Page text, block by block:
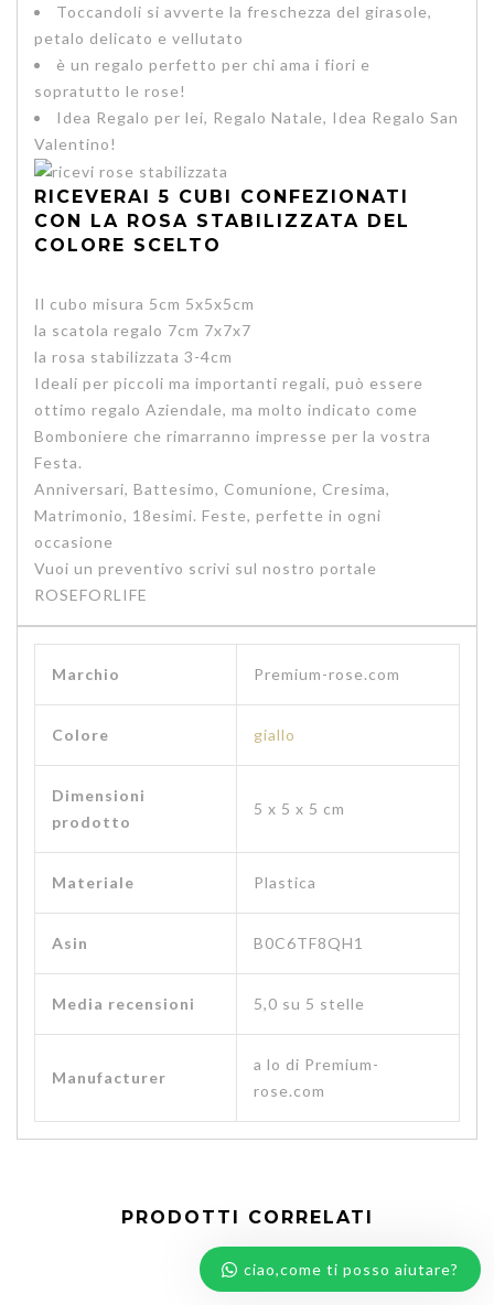
Toccandoli si avverte la freschezza del girasole,
petalo delicato e vellutato
è un regalo perfetto per chi ama i fiori e
sopratutto le rose!
Idea Regalo per lei, Regalo Natale, Idea Regalo San
Valentino!
RICEVERAI 5 CUBI CONFEZIONATI
CON LA ROSA STABILIZZATA DEL
COLORE SCELTO
Il cubo misura 5cm 5x5x5cm
la scatola regalo 7cm 7x7x7
la rosa stabilizzata 3-4cm
Ideali per piccoli ma importanti regali, può essere
ottimo regalo Aziendale, ma molto indicato come
Bomboniere che rimarranno impresse per la vostra
Festa.
Anniversari, Battesimo, Comunione, Cresima,
Matrimonio, 18esimi. Feste, perfette in ogni
occasione
Vuoi un preventivo scrivi sul nostro portale
ROSEFORLIFE
Marchio ‎Premium-rose.com
Colore giallo
Dimensioni
prodotto
‎5 x 5 x 5 cm
Materiale ‎Plastica
Asin B0C6TF8QH1
Media recensioni 5,0 su 5 stelle
Manufacturer
a lo di Premium-
rose.com
PRODOTTI CORRELATI
ciao,come ti posso aiutare?